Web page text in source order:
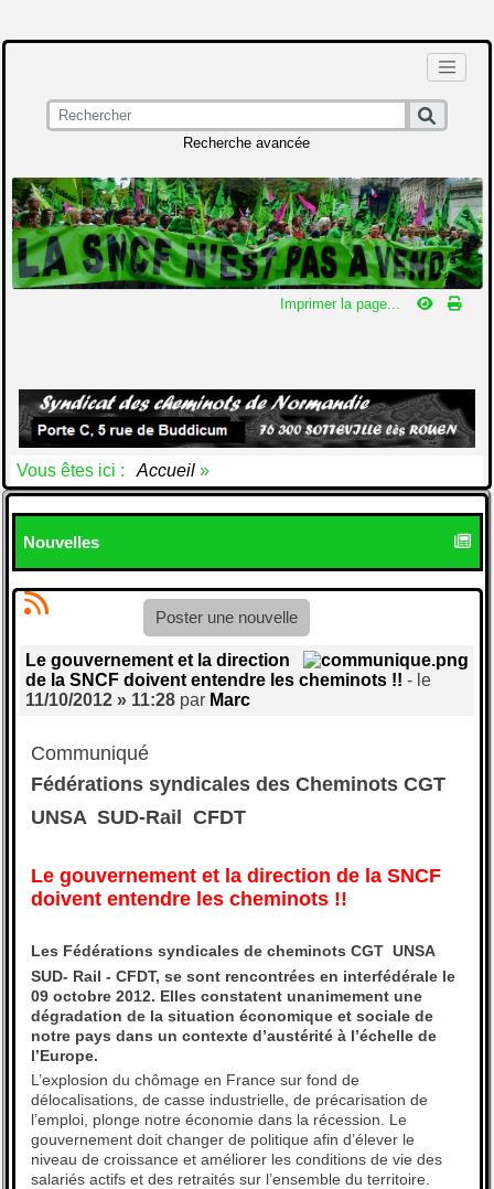
Recherche avancée
Imprimer la page...
Vous êtes ici : Accueil »
Nouvelles
Poster une nouvelle
Le gouvernement et la direction
de la SNCF doivent entendre les cheminots !! - le
11/10/2012 » 11:28par Marc
Communiqué
Fédérations syndicales des Cheminots CGT 
UNSA  SUD-Rail  CFDT
Le gouvernement et la direction de la SNCF
doivent entendre les cheminots !!
Les Fédérations syndicales de cheminots CGT  UNSA 
SUD- Rail - CFDT, se sont rencontrées en interfédérale le
09 octobre 2012. Elles constatent unanimement une
dégradation de la situation économique et sociale de
notre pays dans un contexte d’austérité à l’échelle de
l’Europe.
L’explosion du chômage en France sur fond de
délocalisations, de casse industrielle, de précarisation de
l’emploi, plonge notre économie dans la récession. Le
gouvernement doit changer de politique afin d’élever le
niveau de croissance et améliorer les conditions de vie des
salariés actifs et des retraités sur l’ensemble du territoire.